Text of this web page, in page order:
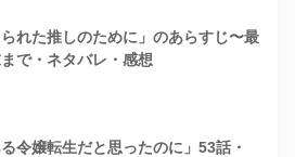
られた推しのために」のあらすじ〜最
で・ネタバレ・感想
る令嬢転生だと思ったのに」53話・